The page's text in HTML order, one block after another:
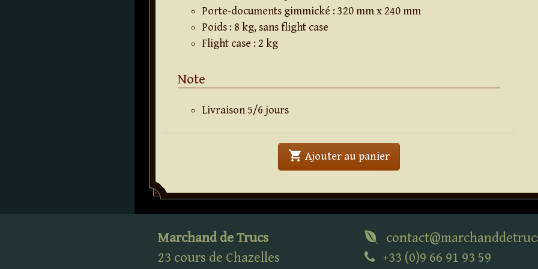
Porte-documents gimmické : 320 mm x 240 mm
Poids : 8 kg, sans flight case
Flight case : 2 kg
Note
Livraison 5/6 jours
shopping_cart Ajouter au panier' . Ultra Prediction Table . '
Marchand de Trucs
23 cours de Chazelles
+33 (0)9 66 91 93 59